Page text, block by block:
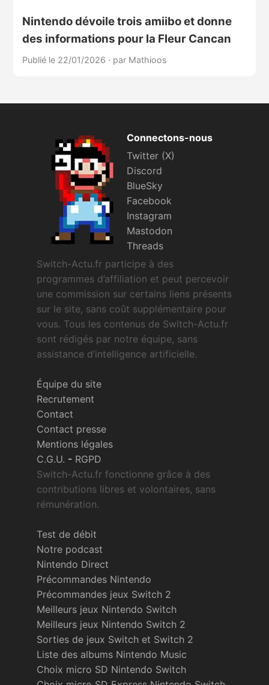
Nintendo dévoile trois amiibo et donne
des informations pour la Fleur Cancan
Publié le 22/01/2026 · par Mathioos
Connectons-nous
Twitter (X)
Discord
BlueSky
Facebook
Instagram
Mastodon
Threads
Switch-Actu.fr participe à des
programmes d’affiliation et peut percevoir
une commission sur certains liens présents
sur le site, sans coût supplémentaire pour
vous. Tous les contenus de Switch-Actu.fr
sont rédigés par notre équipe, sans
assistance d’intelligence artificielle.
Équipe du site
Recrutement
Contact
Contact presse
Mentions légales
C.G.U. - RGPD
Switch-Actu.fr fonctionne grâce à des
contributions libres et volontaires, sans
rémunération.
Test de débit
Notre podcast
Nintendo Direct
Précommandes Nintendo
Précommandes jeux Switch 2
Meilleurs jeux Nintendo Switch
Meilleurs jeux Nintendo Switch 2
Sorties de jeux Switch et Switch 2
Liste des albums Nintendo Music
Choix micro SD Nintendo Switch